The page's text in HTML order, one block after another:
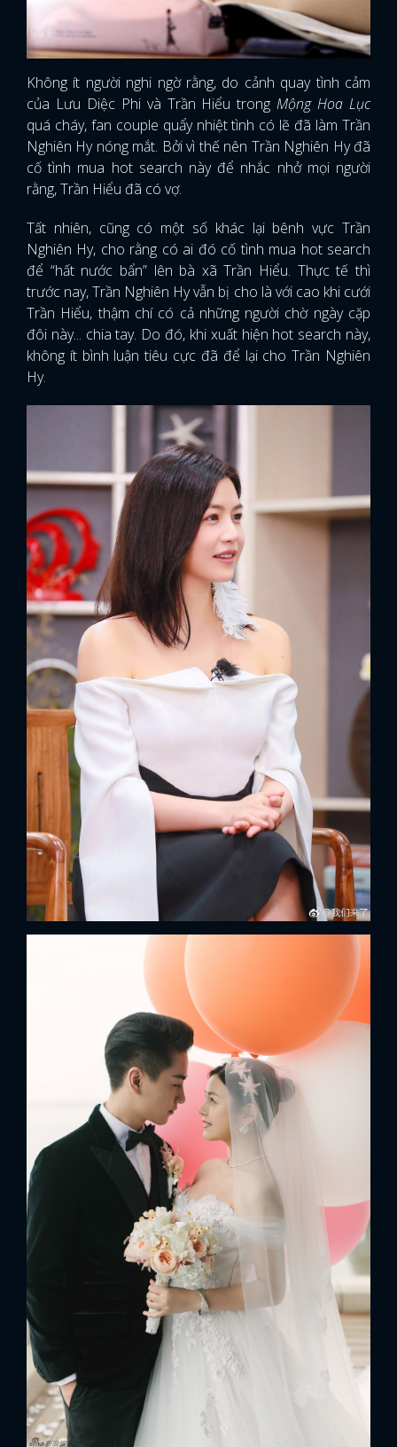
Không ít người nghi ngờ rằng, do cảnh quay tình cảm
của Lưu Diệc Phi và Trần Hiểu trongMộng Hoa Lục
quá cháy, fan couple quẩy nhiệt tình có lẽ đã làm Trần
Nghiên Hy nóng mắt. Bởi vì thế nên Trần Nghiên Hy đã
cố tình mua hot search này để nhắc nhở mọi người
rằng, Trần Hiểu đã có vợ.
Tất nhiên, cũng có một số khác lại bênh vực Trần
Nghiên Hy, cho rằng có ai đó cố tình mua hot search
để “hất nước bẩn” lên bà xã Trần Hiểu. Thực tế thì
trước nay, Trần Nghiên Hy vẫn bị cho là với cao khi cưới
Trần Hiểu, thậm chí có cả những người chờ ngày cặp
đôi này... chia tay. Do đó, khi xuất hiện hot search này,
không ít bình luận tiêu cực đã để lại cho Trần Nghiên
Hy.